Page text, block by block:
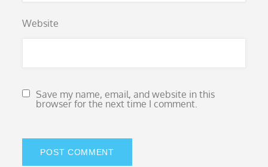
Website
Save my name, email, and website in this
browser for the next time I comment.